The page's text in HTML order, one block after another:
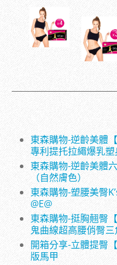
東森購物-逆齡美體
專利提托拉繩爆乳
東森購物-逆齡美體
（自然膚色）
東森購物-塑腰美臀
@E@
東森購物-挺胸翹臀
鬼曲線超高腰俏臀
開箱分享-立體提臀
版馬甲